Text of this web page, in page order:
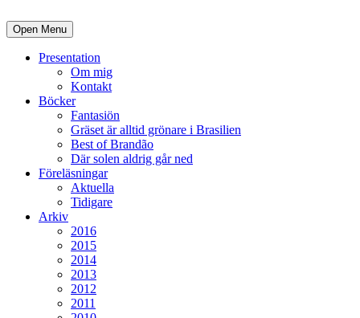
Open Menu
Presentation
Om mig
Kontakt
Böcker
Fantasiön
Gräset är alltid grönare i Brasilien
Best of Brandão
Där solen aldrig går ned
Föreläsningar
Aktuella
Tidigare
Arkiv
2016
2015
2014
2013
2012
2011